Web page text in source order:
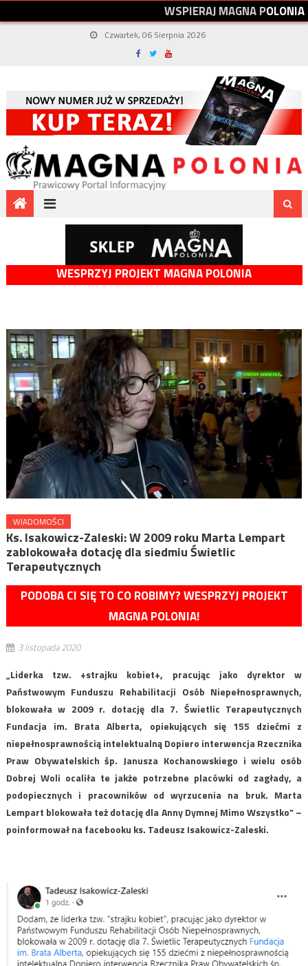
WSPIERAJMAGNAPOLONIA
Czwartek, 06 Sierpnia 2026
WESPRZYJ PROJEKT MAGNA POLONIA
WIADOMOŚCI
Ks. Isakowicz-Zaleski: W 2009 roku Marta Lempart
zablokowała dotację dla siedmiu Świetlic
Terapeutycznych
PODOBA CI SIĘ TO CO ROBIMY? WESPRZYJ PROJEKT
MAGNA POLONIA!
3 listopada 2020
„Liderka tzw. +strajku kobiet+, pracując jako dyrektor w
Państwowym Funduszu Rehabilitacji Osób Niepełnosprawnych,
blokowała w 2009 r. dotację dla 7. Świetlic Terapeutycznych
Fundacja im. Brata Alberta, opiekujących się 155 dziećmi z
niepełnosprawnością intelektualną Dopiero interwencja Rzecznika
Praw Obywatelskich śp. Janusza Kochanowskiego i wielu osób
Dobrej Woli ocaliła te jakże potrzebne placówki od zagłady, a
podopiecznych i pracowników od wyrzucenia na bruk. Marta
Lempart blokowała też dotację dla Anny Dymnej Mimo Wszystko” –
poinformował na facebooku ks. Tadeusz Isakowicz-Zaleski.